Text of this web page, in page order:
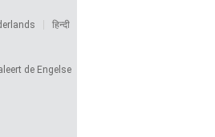
हिन्दी
de Engelse